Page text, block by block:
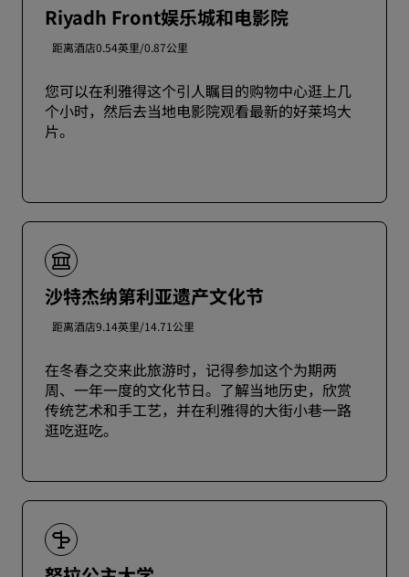
Riyadh Front娱乐城和电影院
距离酒店0.54英里/0.87公里
您可以在利雅得这个引人瞩目的购物中心逛上几
个小时，然后去当地电影院观看最新的好莱坞大
片。
沙特杰纳第利亚遗产文化节
距离酒店9.14英里/14.71公里
在冬春之交来此旅游时，记得参加这个为期两
周、一年一度的文化节日。了解当地历史，欣赏
传统艺术和手工艺，并在利雅得的大街小巷一路
逛吃逛吃。